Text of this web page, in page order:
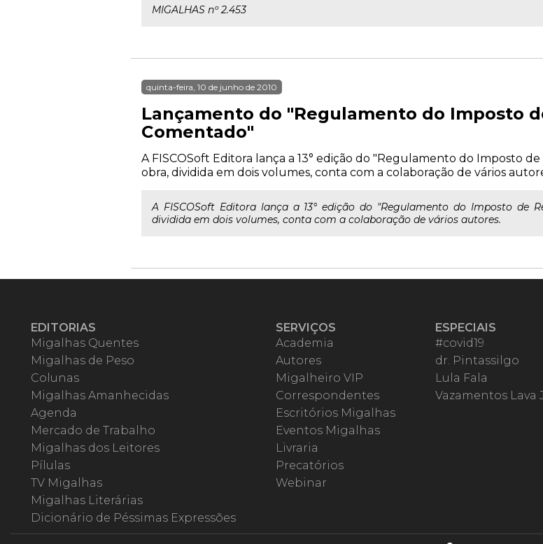
MIGALHAS nº 2.453
quinta-feira, 10 de junho de 2010
Lançamento do "Regulamento do Imposto
Comentado"
A FISCOSoft Editora lança a 13° edição do "Regulamento do Imposto
obra, dividida em dois volumes, conta com a colaboração de vários
A FISCOSoft Editora lança a 13° edição do "Regulamento do Imposto de
dividida em dois volumes, conta com a colaboração de vários autores.
EDITORIAS
Migalhas Quentes
Migalhas de Peso
Colunas
Migalhas Amanhecidas
Agenda
Mercado de Trabalho
Migalhas dos Leitores
Pílulas
TV Migalhas
Migalhas Literárias
Dicionário de Péssimas Expressões
SERVIÇOS
Academia
Autores
Migalheiro VIP
Correspondentes
Escritórios Migalhas
Eventos Migalhas
Livraria
Precatórios
Webinar
ESPECIAIS
#covid19
dr. Pintassilgo
Lula Fala
Vazamentos Lava